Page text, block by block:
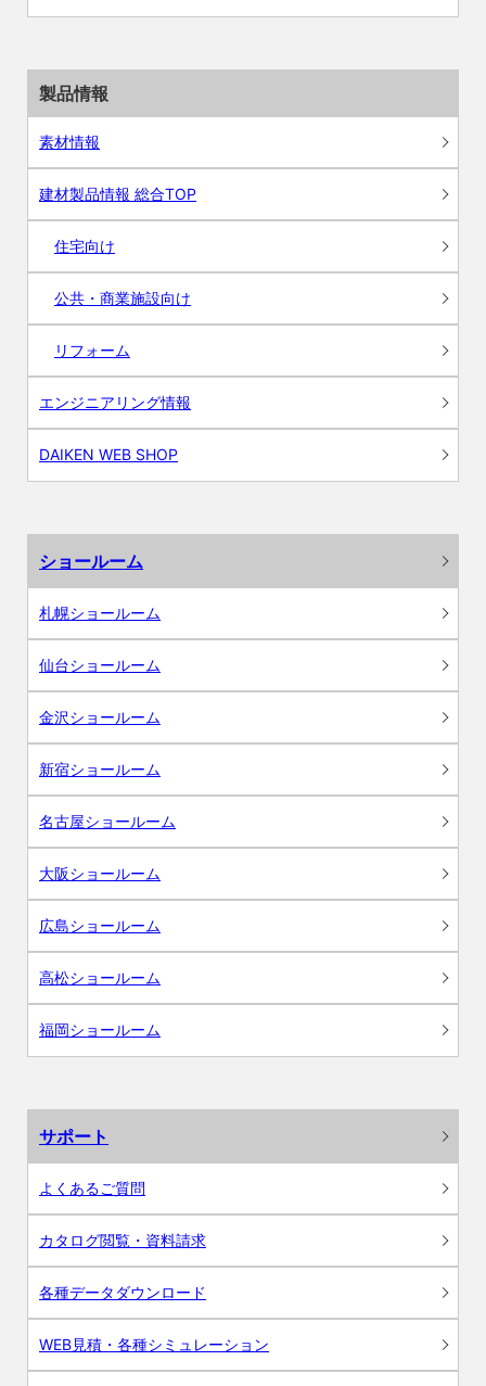
製品情報
素材情報
建材製品情報 総合TOP
住宅向け
公共・商業施設向け
リフォーム
エンジニアリング情報
DAIKEN WEB SHOP
ショールーム
札幌ショールーム
仙台ショールーム
金沢ショールーム
新宿ショールーム
名古屋ショールーム
大阪ショールーム
広島ショールーム
高松ショールーム
福岡ショールーム
サポート
よくあるご質問
カタログ閲覧・資料請求
各種データダウンロード
WEB見積・各種シミュレーション